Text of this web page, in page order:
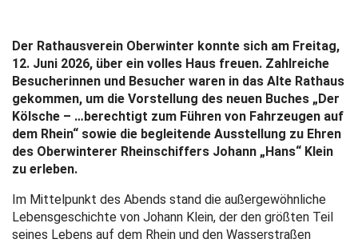
Der Rathausverein Oberwinter konnte sich am Freitag,
12. Juni 2026, über ein volles Haus freuen. Zahlreiche
Besucherinnen und Besucher waren in das Alte Rathaus
gekommen, um die Vorstellung des neuen Buches „Der
Kölsche – …berechtigt zum Führen von Fahrzeugen auf
dem Rhein“ sowie die begleitende Ausstellung zu Ehren
des Oberwinterer Rheinschiffers Johann „Hans“ Klein
zu erleben.
Im Mittelpunkt des Abends stand die außergewöhnliche
Lebensgeschichte von Johann Klein, der den größten Teil
seines Lebens auf dem Rhein und den Wasserstraßen